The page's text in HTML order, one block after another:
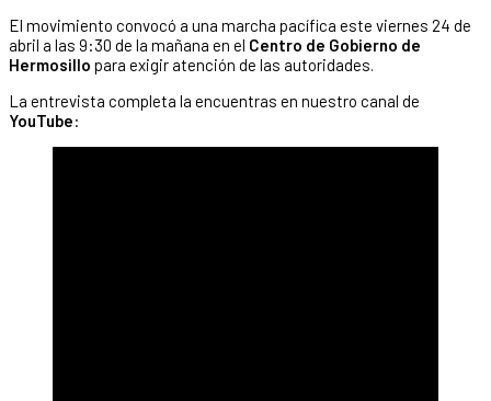
El movimiento convocó a una marcha pacífica este viernes 24 de
abril a las 9:30 de la mañana en el Centro de Gobierno de
Hermosillo para exigir atención de las autoridades.
La entrevista completa la encuentras en nuestro canal de
YouTube: